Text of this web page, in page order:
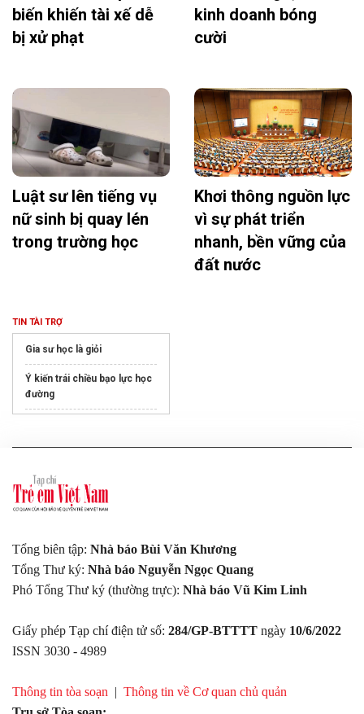
biến khiến tài xế dễ
bị xử phạt
kinh doanh bóng
cười
Luật sư lên tiếng vụ
nữ sinh bị quay lén
trong trường học
Khơi thông nguồn lực
vì sự phát triển
nhanh, bền vững của
đất nước
TIN TÀI TRỢ
Gia sư học là giỏi
Ý kiến trái chiều bạo lực học
đường
nhất
Mua rãnh thoát nước chữ U
Tổng biên tập: Nhà báo Bùi Văn Khương
Tổng Thư ký: Nhà báo Nguyễn Ngọc Quang
Phó Tổng Thư ký (thường trực): Nhà báo Vũ Kim Linh
Giấy phép Tạp chí điện tử số: 284/GP-BTTTT ngày 10/6/2022
ISSN 3030 - 4989
Thông tin tòa soạn | Thông tin về Cơ quan chủ quản